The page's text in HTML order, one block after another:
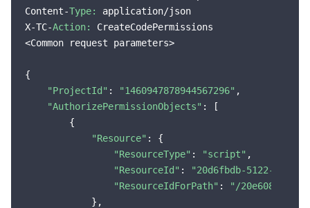
标签
访问管理
腾讯云代码助手
腾讯云超级应用服务
腾讯云可观测平台
前端性能监控
Prometheus 监控服务
API 与工具
云 API
软件产品公告专区
软件产品生命周期公告
专有云软件
腾讯专有云PaaS平台 TCS
Content-Type:
application/json
X-TC-Action:
CreateCodePermissions
<Common request parameters>
{
"ProjectId" : "1460947878944567296" ,
"AuthorizePermissionObjects" : [
        {
"Resource" : {
"ResourceType" : "script" ,
"ResourceId" :
"20d6fbdb-5122-49ad-
"ResourceIdForPath" :
"/20e60838-
            },